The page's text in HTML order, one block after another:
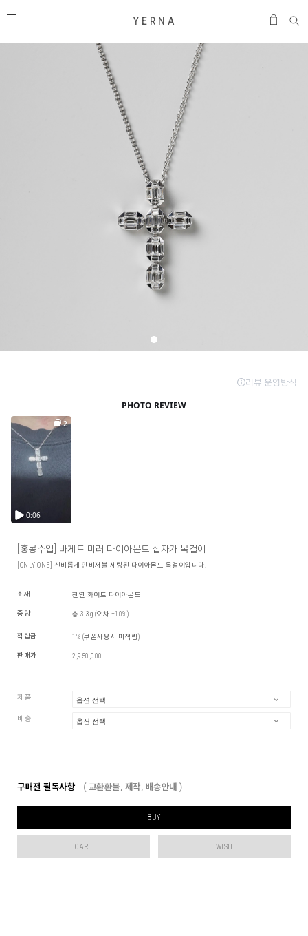
Y E R N A
[홍콩수입] 바게트 미러 다이아몬드 십자가 목걸이
[ONLY ONE] 신비롭게 인비저블 세팅된 다이아몬드 목걸이입니다.
소재 천연 화이트 다이아몬드
중량 총 3.3g (오차 ±10%)
적립금 1% (쿠폰사용시 미적립)
판매가 2,950,000
제품
배송
구매전 필독사항 ( 교환환불, 제작, 배송안내 )
BUY
CART WISH